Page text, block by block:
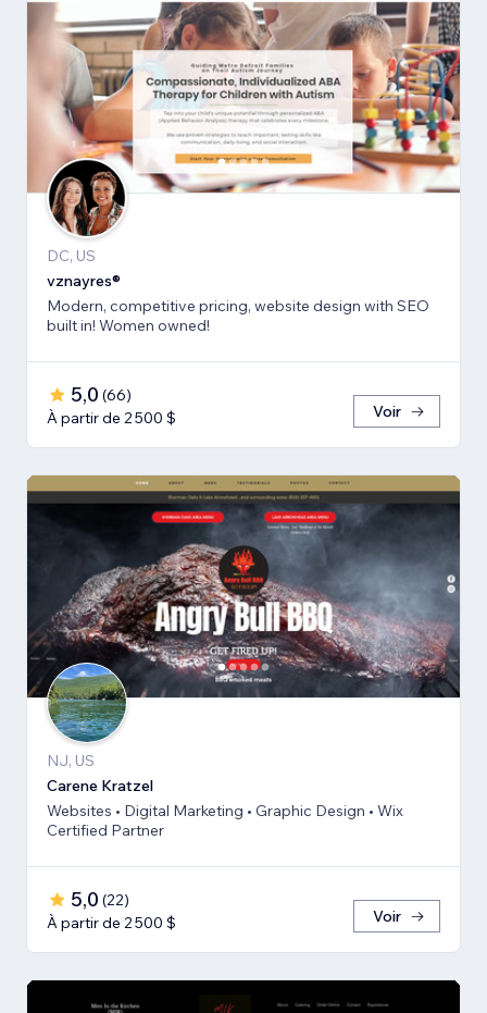
DC, US
vznayres®
Modern, competitive pricing, website design with SEO
built in! Women owned!
5,0 (66)
À partir de 2 500 $
Voir
NJ, US
Carene Kratzel
Websites • Digital Marketing • Graphic Design • Wix
Certified Partner
5,0 (22)
À partir de 2 500 $
Voir